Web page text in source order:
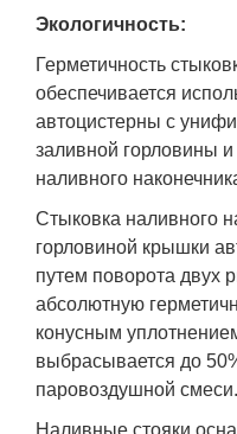
Экологичность:
Герметичность
обеспечивается
автоцистерны с
заливной горловины
наливного
Стыковка наливного
горловиной крышки
путем поворота двух
абсолютную
конусным
выбрасывается до
паровоздушной смеси.
Наливные стояки